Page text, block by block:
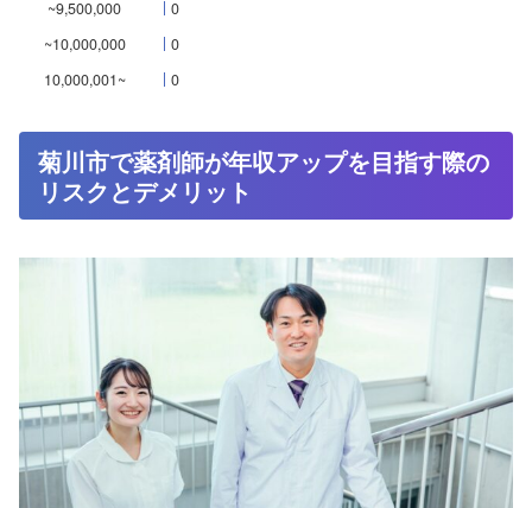
~9,500,000
0
~10,000,000
0
10,000,001~
0
菊川市で薬剤師が年収アップを目指す際の
リスクとデメリット